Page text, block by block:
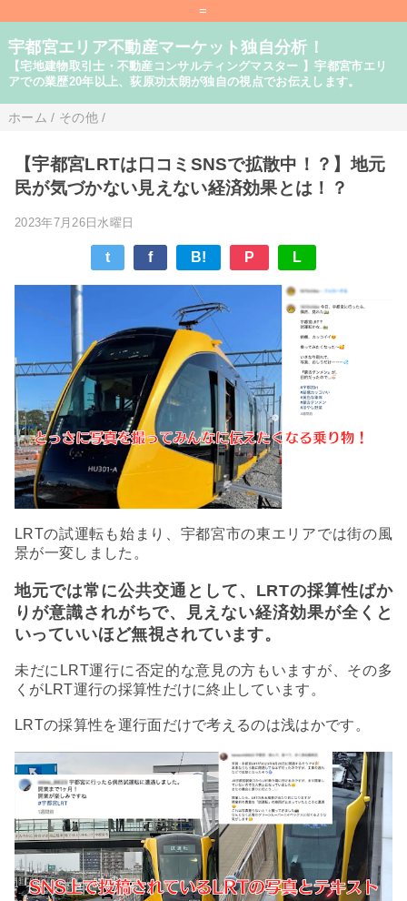
=
宇都宮エリア不動産マーケット独自分析！
【宅地建物取引士・不動産コンサルティングマスター 】宇都宮市エリ
アでの業歴20年以上、荻原功太朗が独自の視点でお伝えします。
ホーム / その他/
【宇都宮LRTは口コミSNSで拡散中！？】地元
民が気づかない見えない経済効果とは！？
2023年7月26日水曜日
t f B! P L
LRTの試運転も始まり、宇都宮市の東エリアでは街の風
景が一変しました。
地元では常に公共交通として、LRTの採算性ばか
りが意識されがちで、見えない経済効果が全くと
いっていいほど無視されています。
未だにLRT運行に否定的な意見の方もいますが、その多
くがLRT運行の採算性だけに終止しています。
LRTの採算性を運行面だけで考えるのは浅はかです。